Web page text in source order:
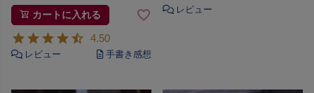
カートに入れる
4.50